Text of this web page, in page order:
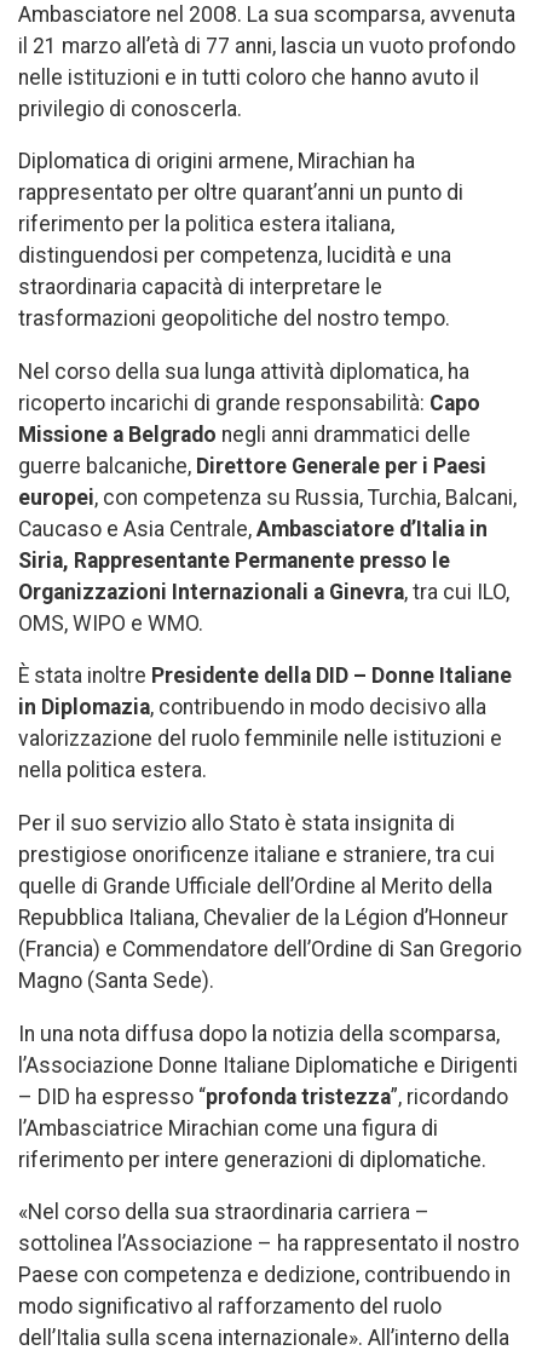
Ambasciatore nel 2008. La sua scomparsa, avvenuta
il 21 marzo all’età di 77 anni, lascia un vuoto profondo
nelle istituzioni e in tutti coloro che hanno avuto il
privilegio di conoscerla.
Diplomatica di origini armene, Mirachian ha
rappresentato per oltre quarant’anni un punto di
riferimento per la politica estera italiana,
distinguendosi per competenza, lucidità e una
straordinaria capacità di interpretare le
trasformazioni geopolitiche del nostro tempo.
Nel corso della sua lunga attività diplomatica, ha
ricoperto incarichi di grande responsabilità: Capo
Missione a Belgrado negli anni drammatici delle
guerre balcaniche, Direttore Generale per i Paesi
europei, con competenza su Russia, Turchia, Balcani,
Caucaso e Asia Centrale, Ambasciatore d’Italia in
Siria, Rappresentante Permanente presso le
Organizzazioni Internazionali a Ginevra, tra cui ILO,
OMS, WIPO e WMO.
È stata inoltre Presidente della DID – Donne Italiane
in Diplomazia, contribuendo in modo decisivo alla
valorizzazione del ruolo femminile nelle istituzioni e
nella politica estera.
Per il suo servizio allo Stato è stata insignita di
prestigiose onorificenze italiane e straniere, tra cui
quelle di Grande Ufficiale dell’Ordine al Merito della
Repubblica Italiana, Chevalier de la Légion d’Honneur
(Francia) e Commendatore dell’Ordine di San Gregorio
Magno (Santa Sede).
In una nota diffusa dopo la notizia della scomparsa,
l’Associazione Donne Italiane Diplomatiche e Dirigenti
– DID ha espresso “profonda tristezza”, ricordando
l’Ambasciatrice Mirachian come una figura di
riferimento per intere generazioni di diplomatiche.
«Nel corso della sua straordinaria carriera –
sottolinea l’Associazione – ha rappresentato il nostro
Paese con competenza e dedizione, contribuendo in
modo significativo al rafforzamento del ruolo
dell’Italia sulla scena internazionale». All’interno della